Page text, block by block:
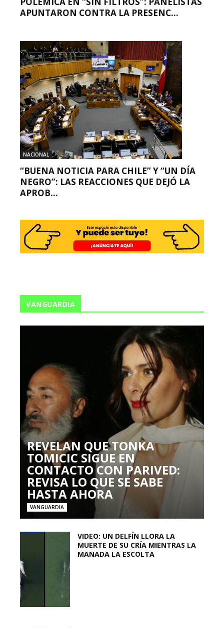
APUNTARON CONTRA LA PRESENC...
NACIONAL
“BUENA NOTICIA PARA CHILE” Y “UN DÍA
NEGRO”: LAS REACCIONES QUE DEJÓ LA
APROB...
VANGUARDIA
REVELAN QUE TONKA
TOMICIC SIGUE EN
CONTACTO CON PARIVED:
REVISA LO QUE SE SABE
HASTA AHORA
VANGUARDIA
VIDEO: UN DELFÍN LLORA LA
MUERTE DE SU CRÍA MIENTRAS LA
MANADA LA ESCOLTA